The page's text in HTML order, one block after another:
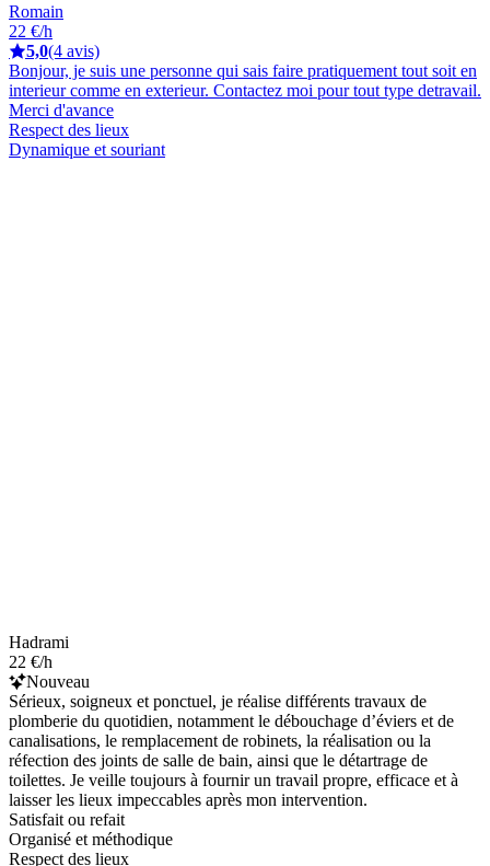
Romain
22 €/h
5,0(4 avis)
Bonjour, je suis une personne qui sais faire pratiquement tout soit en
interieur comme en exterieur. Contactez moi pour tout type detravail.
Merci d'avance
Respect des lieux
Dynamique et souriant
Hadrami
22 €/h
Nouveau
Sérieux, soigneux et ponctuel, je réalise différents travaux de
plomberie du quotidien, notamment le débouchage d’éviers et de
canalisations, le remplacement de robinets, la réalisation ou la
réfection des joints de salle de bain, ainsi que le détartrage de
toilettes. Je veille toujours à fournir un travail propre, efficace et à
laisser les lieux impeccables après mon intervention.
Satisfait ou refait
Organisé et méthodique
Respect des lieux